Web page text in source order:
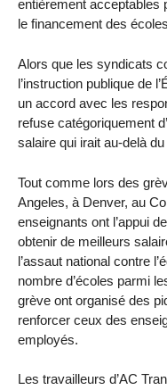
entièrement acceptables
le financement des
Alors que les syndicats
l’instruction publique de
un accord avec les
refuse catégoriquement
salaire qui irait au-delà du
Tout comme lors des
Angeles, à Denver, au
enseignants ont l’appui
obtenir de meilleurs
l’assaut national contre
nombre d’écoles parmi
grève ont organisé des
renforcer ceux des
employés.
Les travailleurs d’AC